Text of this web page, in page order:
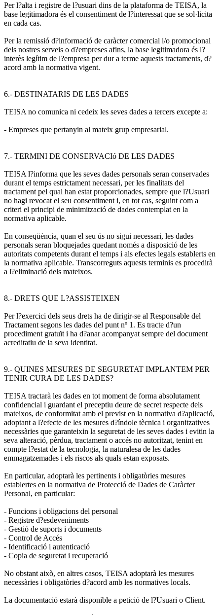
Per l?alta i registre de l?usuari dins de la plataforma de TEISA, la
base legitimadora és el consentiment de l?interessat que se sol·licita
en cada cas.
Per la remissió d?informació de caràcter comercial i/o promocional
dels nostres serveis o d?empreses afins, la base legitimadora és l?
interès legítim de l?empresa per dur a terme aquests tractaments, d?
acord amb la normativa vigent.
6.- DESTINATARIS DE LES DADES
TEISA no comunica ni cedeix les seves dades a tercers excepte a:
- Empreses que pertanyin al mateix grup empresarial.
7.- TERMINI DE CONSERVACIó DE LES DADES
TEISA l?informa que les seves dades personals seran conservades
durant el temps estrictament necessari, per les finalitats del
tractament pel qual han estat proporcionades, sempre que l?Usuari
no hagi revocat el seu consentiment i, en tot cas, seguint com a
criteri el principi de minimització de dades contemplat en la
normativa aplicable.
En conseqüència, quan el seu ús no sigui necessari, les dades
personals seran bloquejades quedant només a disposició de les
autoritats competents durant el temps i als efectes legals establerts en
la normativa aplicable. Transcorreguts aquests terminis es procedirà
a l?eliminació dels mateixos.
8.- DRETS QUE L?ASSISTEIXEN
Per l?exercici dels seus drets ha de dirigir-se al Responsable del
Tractament segons les dades del punt nº 1. Es tracte d?un
procediment gratuït i ha d?anar acompanyat sempre del document
acreditatiu de la seva identitat.
9.- QUINES MESURES DE SEGURETAT IMPLANTEM PER
TENIR CURA DE LES DADES?
TEISA tractarà les dades en tot moment de forma absolutament
confidencial i guardant el preceptiu deure de secret respecte dels
mateixos, de conformitat amb el previst en la normativa d?aplicació,
adoptant a l?efecte de les mesures d?índole tècnica i organitzatives
necessàries que garanteixin la seguretat de les seves dades i evitin la
seva alteració, pèrdua, tractament o accés no autoritzat, tenint en
compte l?estat de la tecnologia, la naturalesa de les dades
emmagatzemades i els riscos als quals estan exposats.
En particular, adoptarà les pertinents i obligatòries mesures
establertes en la normativa de Protecció de Dades de Caràcter
Personal, en particular:
- Funcions i obligacions del personal
- Registre d?esdeveniments
- Gestió de suports i documents
- Control de Accés
- Identificació i autenticació
- Copia de seguretat i recuperació
No obstant això, en altres casos, TEISA adoptarà les mesures
necessàries i obligatòries d?acord amb les normatives locals.
La documentació estarà disponible a petició de l?Usuari o Client.